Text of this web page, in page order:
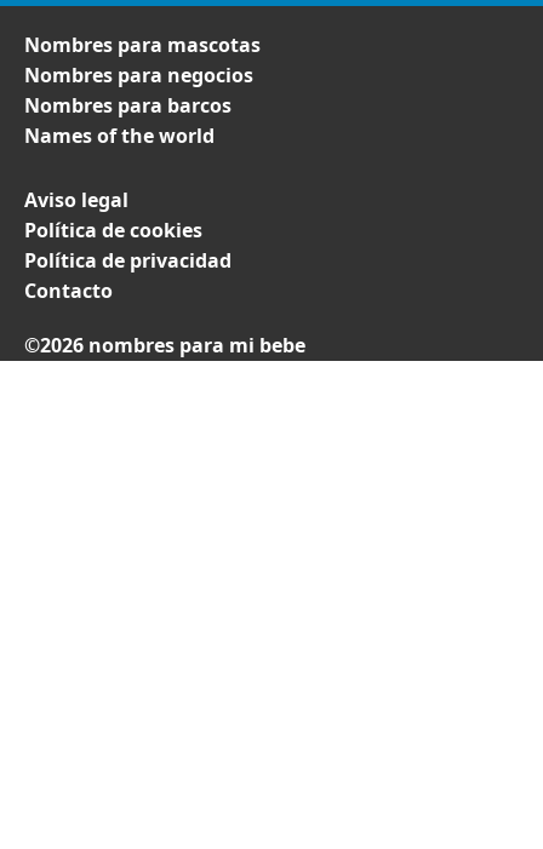
Nombres para mascotas
Nombres para negocios
Nombres para barcos
Names of the world
Aviso legal
Política de cookies
Política de privacidad
Contacto
©2026 nombres para mi bebe